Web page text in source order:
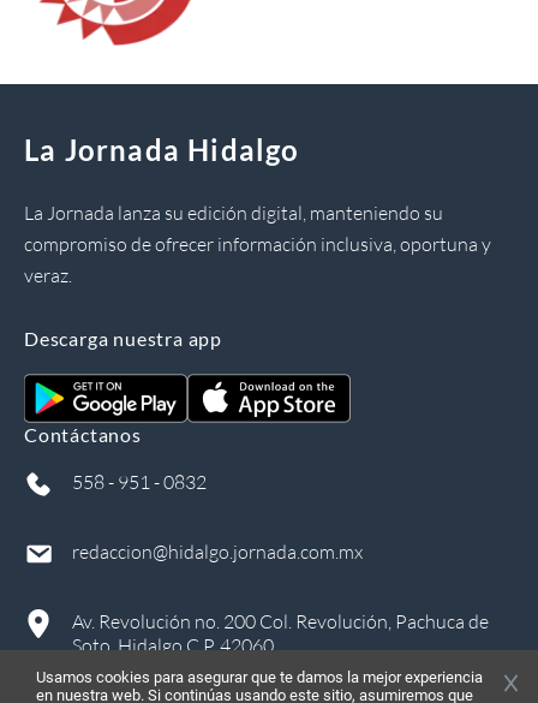
La Jornada Hidalgo
La Jornada lanza su edición digital, manteniendo su
compromiso de ofrecer información inclusiva, oportuna y
veraz.
Descarga nuestra app
Contáctanos
558 - 951 - 0832
redaccion@hidalgo.jornada.com.mx
Av. Revolución no. 200 Col. Revolución, Pachuca de
Soto, Hidalgo C.P. 42060
Usamos cookies para asegurar que te damos la mejor experiencia
en nuestra web. Si continúas usando este sitio, asumiremos que